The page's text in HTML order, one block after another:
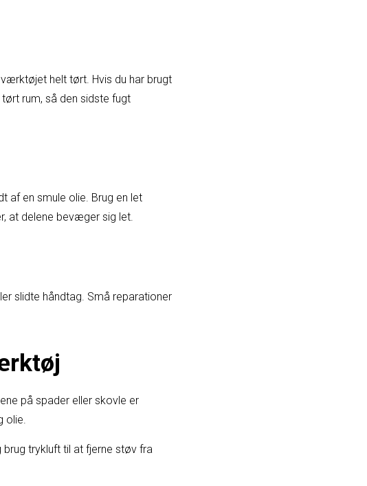
helt tørt. Hvis du har brugt
rum, så den sidste fugt
af en smule olie. Brug en let
at delene bevæger sig let.
slidte håndtag. Små reparationer
på spader eller skovle er
olie.
trykluft til at fjerne støv fra